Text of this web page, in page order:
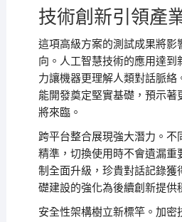
技術創新引領產
這項高級方案的測試成果將影
向。人工智慧技術的應用達到
力讓機器更理解人類對話脈絡
能開發奠定堅實基礎，預示著
將來臨。
跨平台整合展現強大潛力。不
精準，切換使用時不會遺漏重
制全面升級，珍貴對話記錄獲
礎建設的強化為後續創新提供
安全性架構樹立新標竿。加密